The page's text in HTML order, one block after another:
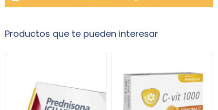
Productos que te pueden interesar